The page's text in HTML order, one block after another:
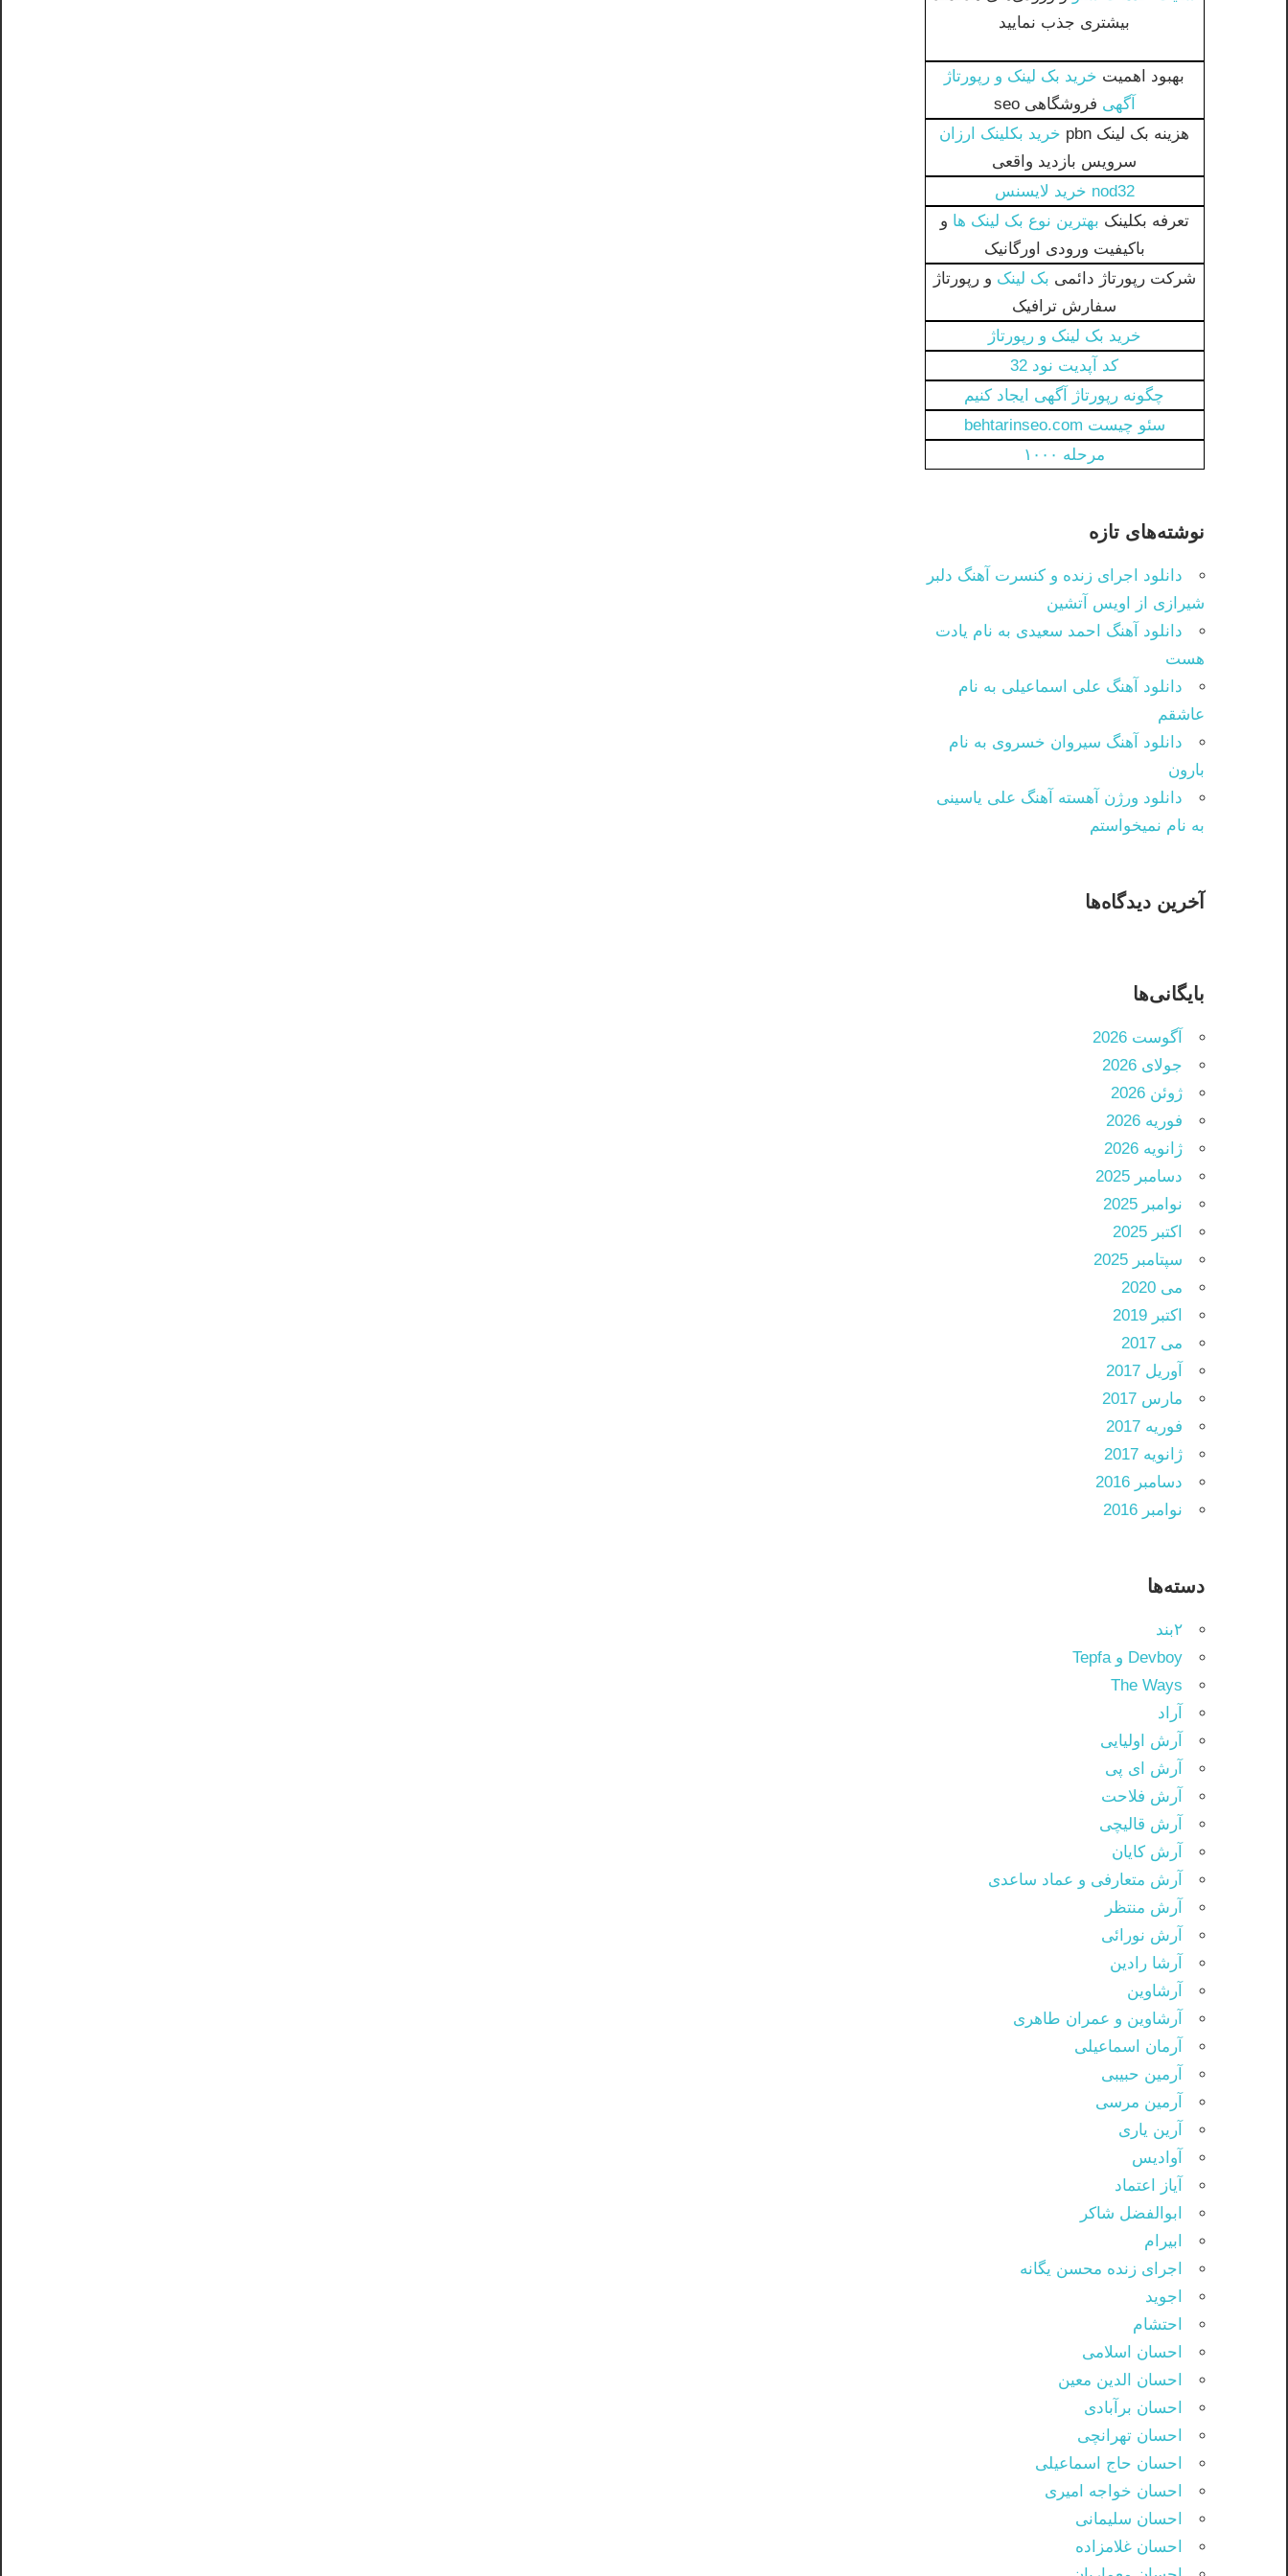
بیشتری جذب نمایید
بهبود اهمیت خرید بک لینک و رپورتاژ
آگهی فروشگاهی seo
هزینه بک لینک pbn
خرید بکلینک ارزان
سرویس بازدید واقعی
nod32 خرید لایسنس
تعرفه بکلینک بهترین نوع بک لینک ها و
باکیفیت ورودی اورگانیک
شرکت رپورتاژ دائمی بک لینک و رپورتاژ
سفارش ترافیک
خرید بک لینک و رپورتاژ
کد آپدیت نود 32
چگونه رپورتاژ آگهی ایجاد کنیم
سئو چیست behtarinseo.com
مرحله ۱۰۰۰
نوشته‌های تازه
دانلود اجرای زنده و کنسرت آهنگ دلبر
شیرازی از اویس آتشین
دانلود آهنگ احمد سعیدی به نام یادت
هست
دانلود آهنگ علی اسماعیلی به نام
عاشقم
دانلود آهنگ سیروان خسروی به نام
بارون
دانلود ورژن آهسته آهنگ علی یاسینی
به نام نمیخواستم
آخرین دیدگاه‌ها
بایگانی‌ها
آگوست 2026
جولای 2026
ژوئن 2026
فوریه 2026
ژانویه 2026
دسامبر 2025
نوامبر 2025
اکتبر 2025
سپتامبر 2025
می 2020
اکتبر 2019
می 2017
آوریل 2017
مارس 2017
فوریه 2017
ژانویه 2017
دسامبر 2016
نوامبر 2016
دسته‌ها
۲بند
Devboy و Tepfa
The Ways
آراد
آرش اولیایی
آرش ای پی
آرش فلاحت
آرش قالیچی
آرش کایان
آرش متعارفی و عماد ساعدی
آرش منتظر
آرش نورائی
آرشا رادین
آرشاوین
آرشاوین و عمران طاهری
آرمان اسماعیلی
آرمین حبیبی
آرمین مرسی
آرین یاری
آوادیس
آیاز اعتماد
ابوالفضل شاکر
ابیرام
اجرای زنده محسن یگانه
اجوید
احتشام
احسان اسلامی
احسان الدین معین
احسان برآبادی
احسان تهرانچی
احسان حاج اسماعیلی
احسان خواجه امیری
احسان سلیمانی
احسان غلامزاده